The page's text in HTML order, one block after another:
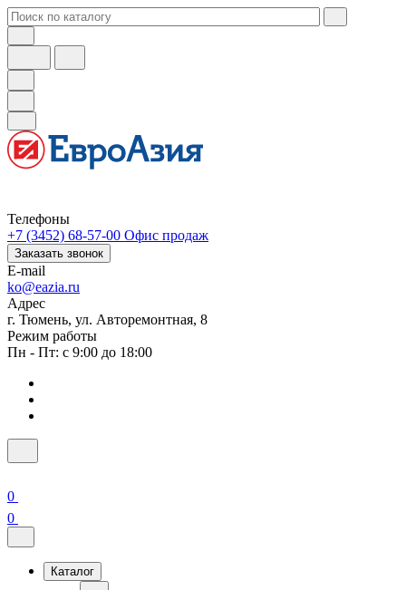
Телефоны
+7 (3452) 68-57-00 Офис продаж
Заказать звонок
E-mail
ko@eazia.ru
Адрес
г. Тюмень, ул. Авторемонтная, 8
Режим работы
Пн - Пт: с 9:00 до 18:00
0
0
Каталог